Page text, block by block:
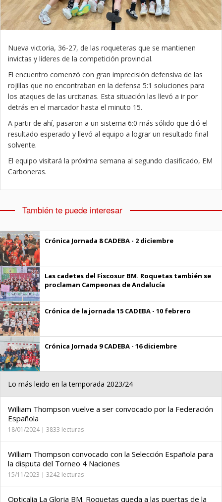
Nueva victoria, 36-27, de las roqueteras que se mantienen
invictas y líderes de la competición provincial.
El encuentro comenzó con gran imprecisión defensiva de las
rojillas que no encontraban en la defensa 5:1 soluciones para
los ataques de las urcitanas. Esta situación las llevó a ir por
detrás en el marcador hasta el minuto 15.
A partir de ahí, pasaron a un sistema 6:0 más sólido que dió el
resultado esperado y llevó al equipo a lograr un resultado final
solvente.
El equipo visitará la próxima semana al segundo clasificado, EM
Carboneras.
También te puede interesar
Crónica Jornada 8 CADEBA - 2 diciembre
Las cadetes del Fiscosur BM. Roquetas también se
proclaman Campeonas de Andalucía
Crónica de la jornada 15 CADEBA - 10 febrero
Crónica Jornada 9 CADEBA - 16 diciembre
Lo más leido en la temporada 2023/24
William Thompson vuelve a ser convocado por la Federación
Española
18/01/2024 | 3833 lecturas
William Thompson convocado con la Selección Española para
la disputa del Torneo 4 Naciones
15/11/2023 | 3242 lecturas
Opticalia La Gloria BM. Roquetas queda a las puertas de la